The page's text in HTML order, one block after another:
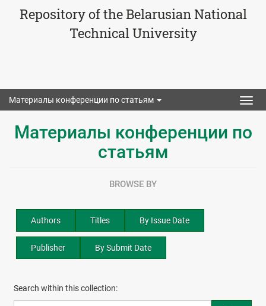
Repository of the Belarusian National
Technical University
Материалы конференции по статьям
Материалы конференции по
статьям
BROWSE BY
Authors Titles By Issue Date
Publisher By Submit Date
Search within this collection: